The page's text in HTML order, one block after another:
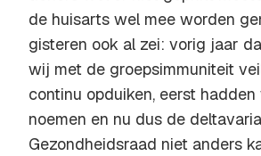
de huisarts wel mee worden
gisteren ook al zei: vorig jaar
wij met de groepsimmuniteit
continu opduiken, eerst
noemen en nu dus de
Gezondheidsraad niet anders